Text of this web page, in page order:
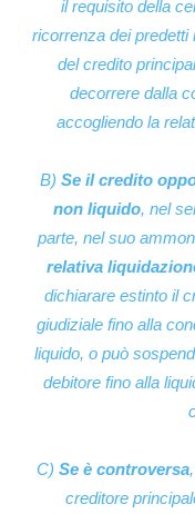
il requisito della
ricorrenza dei predetti
del credito
decorrere dalla
accogliendo la
B) Se il credito
non liquido, nel
parte, nel suo
relativa
dichiarare estinto il
giudiziale fino alla
liquido, o può
debitore fino alla
C) Se è controversa
creditore